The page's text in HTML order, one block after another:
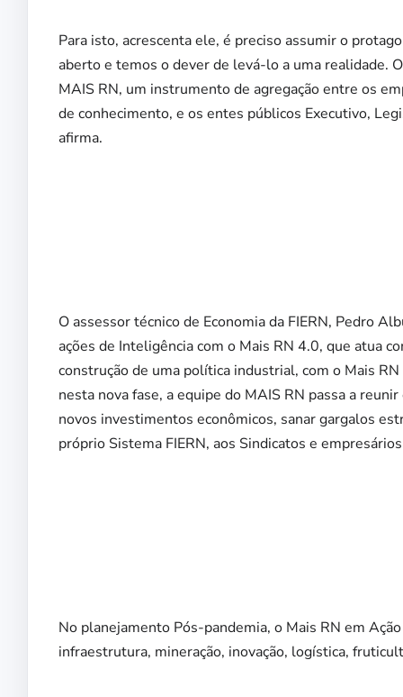
Para isto, acrescenta ele, é preciso assumir o
aberto e temos o dever de levá-lo a uma realidade.
MAIS RN, um instrumento de agregação entre os
de conhecimento, e os entes públicos Executivo,
afirma.
O assessor técnico de Economia da FIERN, Pedro
ações de Inteligência com o Mais RN 4.0, que atua
construção de uma política industrial, com o Mais
nesta nova fase, a equipe do MAIS RN passa a
novos investimentos econômicos, sanar gargalos
próprio Sistema FIERN, aos Sindicatos e
No planejamento Pós-pandemia, o Mais RN em
infraestrutura, mineração, inovação, logística,